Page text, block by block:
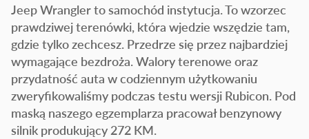
Jeep Wrangler to samochód instytucja. To wzorzec
prawdziwej terenówki, która wjedzie wszędzie tam,
gdzie tylko zechcesz. Przedrze się przez najbardziej
wymagające bezdroża. Walory terenowe oraz
przydatność auta w codziennym użytkowaniu
zweryfikowaliśmy podczas testu wersji Rubicon. Pod
maską naszego egzemplarza pracował benzynowy
silnik produkujący 272 KM.